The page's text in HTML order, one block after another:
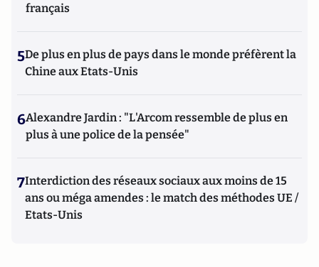
français
5De plus en plus de pays dans le monde préfèrent la
Chine aux Etats-Unis
6Alexandre Jardin : "L'Arcom ressemble de plus en
plus à une police de la pensée"
7Interdiction des réseaux sociaux aux moins de 15
ans ou méga amendes : le match des méthodes UE /
Etats-Unis